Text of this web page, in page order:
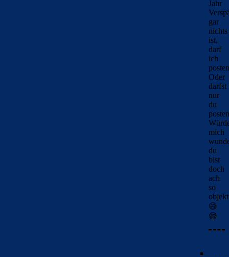
Jahr
gar
nichts
ist,
darf
ich
Oder
darfst
nur
du
mich
du
bist
doch
ach
so
😅
😅